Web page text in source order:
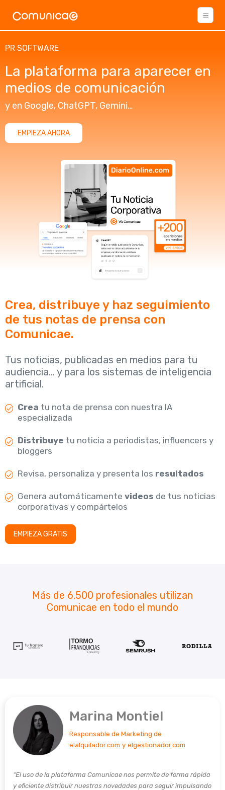
PR SOFTWARE
La plataforma para aparecer en
medios de comunicación
y en Google, ChatGPT, Gemini…
EMPIEZA AHORA
Crea, distribuye y haz seguimiento
de tus notas de prensa con
Comunicae.
Tus noticias, publicadas en medios para tu
audiencia... y para los sistemas de inteligencia
artificial.
Crea tu nota de prensa con nuestra IA
especializada
Distribuye tu noticia a periodistas, influencers y
bloggers
Revisa, personaliza y presenta los resultados
Genera automáticamente videos de tus noticias
corporativas y compártelos
EMPIEZA GRATIS
Más de 6.500 profesionales utilizan
Comunicae en todo el mundo
Marina Montiel
Responsable de Marketing de
elalquilador.com y elgestionador.com
“El uso de la plataforma Comunicae nos permite de forma rápida
y eficiente distribuir nuestras novedades para seguir impulsando